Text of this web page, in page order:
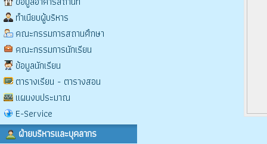
ทำเนียบผู้บริหาร
คณะกรรมการสถานศึกษา
คณะกรรมการนักเรียน
ข้อมูลนักเรียน
ตารางเรียน - ตารางสอน
แผนงบประมาณ
E-Service
ฝ่ายบริหารและบุคลากร